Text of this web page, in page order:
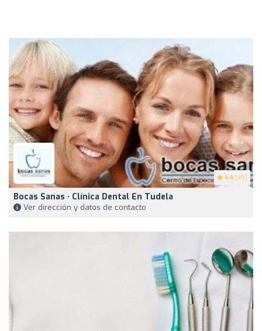
4.4 (49)
Bocas Sanas · Clínica Dental En Tudela
Ver dirección y datos de contacto